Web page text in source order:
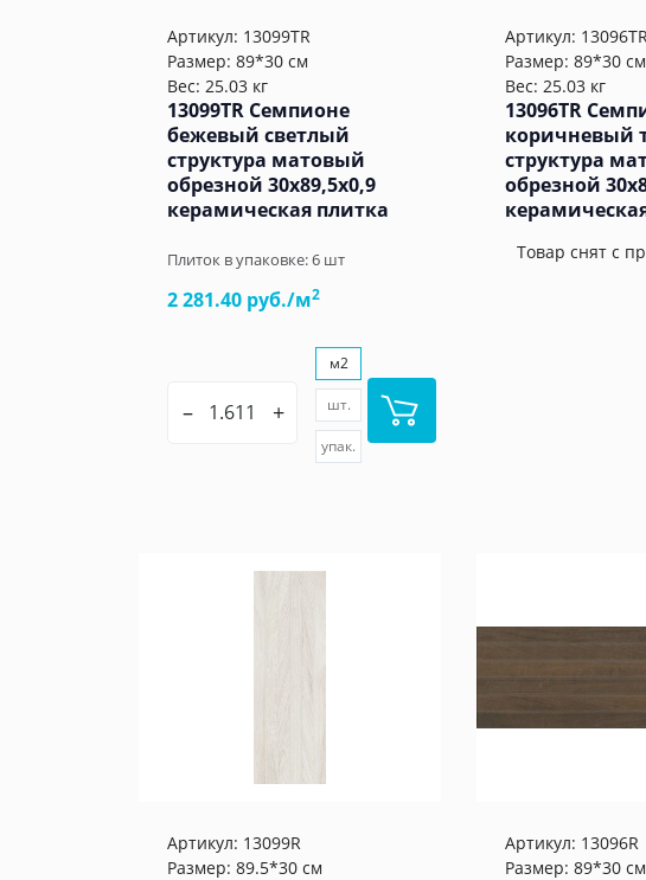
Артикул: 13099TR
Размер: 89*30 см
Вес: 25.03 кг
13099TR Семпионе
бежевый светлый
структура матовый
обрезной 30x89,5x0,9
керамическая плитка
Плиток в упаковке:6 шт
2 281.40 руб./м2
– +
м2
шт.
упак.
Артикул:
Размер: 89*30 см
Вес: 25.03 кг
13096TR
коричневый
структура
обрезной
Товар снят с
Артикул: 13099R
Размер: 89.5*30 см
Артикул: 13096R
Размер: 89*30 см